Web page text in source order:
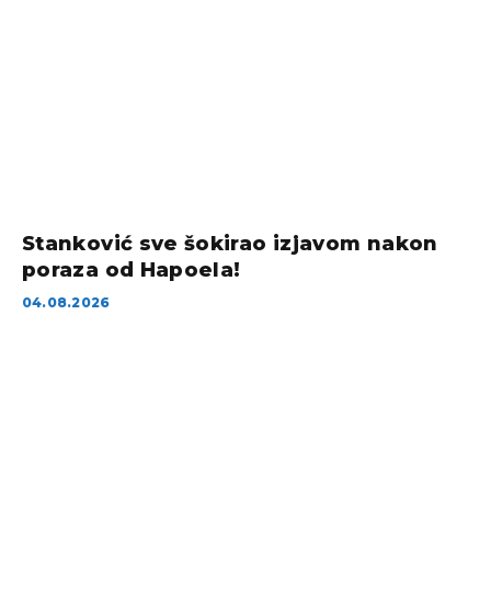
Stanković sve šokirao izjavom nakon
poraza od Hapoela!
04.08.2026